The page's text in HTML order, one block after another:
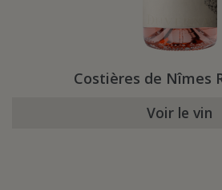
Costières de Nîmes
Voir le vin